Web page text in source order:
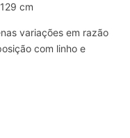
cm
variações em razão
com linho e